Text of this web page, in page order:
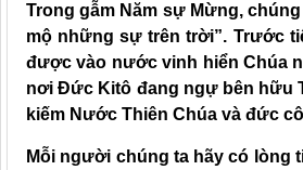
Trong gẫm Năm sự Mừng,
mộ những sự trên trời”. Trước
được vào nước vinh hiển Chúa
nơi Đức Kitô đang ngự bên hữu
kiếm Nước Thiên Chúa và đức
Mỗi người chúng ta hãy có lòng